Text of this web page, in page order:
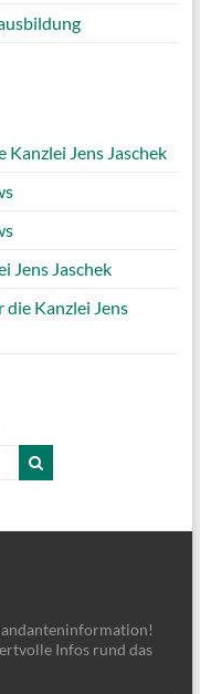
Jens Jaschek
Jens Jaschek
Kanzlei Jens
Infos rund das